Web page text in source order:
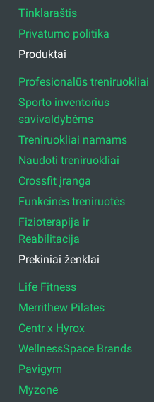
Tinklaraštis
Privatumo politika
Produktai
Profesionalūs treniruokliai
Sporto inventorius
savivaldybėms
Treniruokliai namams
Naudoti treniruokliai
Crossfit įranga
Funkcinės treniruotės
Fizioterapija ir
Reabilitacija
Prekiniai ženklai
Life Fitness
Merrithew Pilates
Centr x Hyrox
WellnessSpace Brands
Pavigym
Myzone